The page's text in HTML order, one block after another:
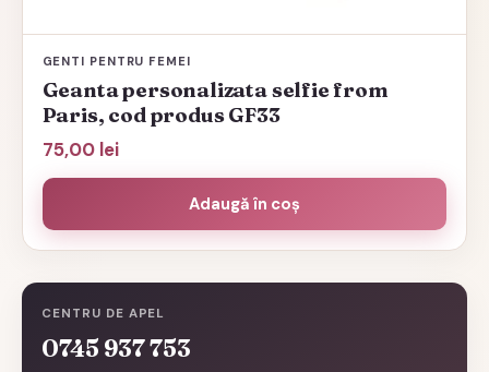
CENTRU DE APEL
0745 937 753
GENTI PENTRU FEMEI
Geanta personalizata selfie from
Paris, cod produs GF33
75,00 lei
Adaugă în coș